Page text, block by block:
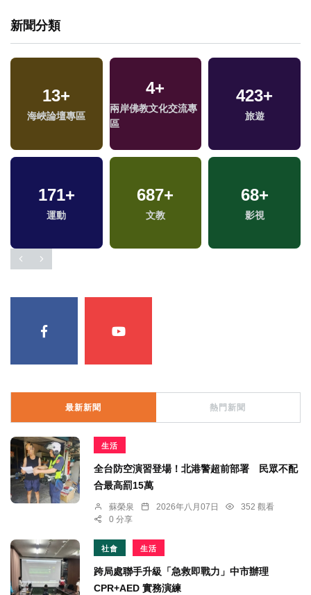
新聞分類
13+
海峽論壇專區
4+
兩岸佛教文化交流專
區
423+
旅遊
171+
運動
687+
文教
68+
影視
最新新聞 熱門新聞
生活
全台防空演習登場！北港警超前部署 民眾不配
合最高罰15萬
蘇榮泉 2026年八月07日
352 觀看
0 分享
社會 生活
跨局處聯手升級「急救即戰力」中市辦理
CPR+AED 實務演練